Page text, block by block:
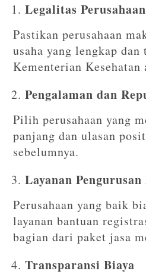
Legalitas Perusahaan
Pastikan perusahaan
usaha yang lengkap
Kementerian Kesehatan
Pengalaman dan
Pilih perusahaan yang
panjang dan ulasan
sebelumnya.
Layanan
Perusahaan yang baik
layanan bantuan
bagian dari paket jasa
Transparansi Biaya